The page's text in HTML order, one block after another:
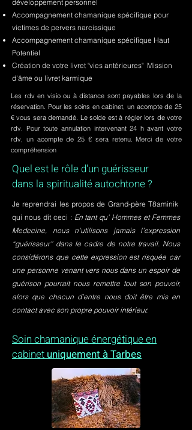
développement personnel
Accompagnement chamanique spécifique pour
victimes de pervers narcissique
Accompagnement chamanique spécifique Haut
Potentiel
Création de votre livret "vies antérieures" Mission
d'âme ou livret karmique
Les rdv en visio ou à distance sont payables lors de la
réservation. Pour les soins en cabinet, un acompte de 25
€ vous sera demandé. Le solde est à régler lors de votre
rdv. Pour toute annulation intervenant 24 h avant votre
rdv, un acompte de 25 € sera retenu. Merci de votre
compréhension
Quel est le rôle d'un guérisseur
dans la spiritualité autochtone ?
Je reprendrai les propos de Grand-père T8aminik
qui nous dit ceci : En tant qu' Hommes et Femmes
Medecine, nous n'utilisons jamais l’expression
“guérisseur” dans le cadre de notre travail. Nous
considérons que cette expression est risquée car
une personne venant vers nous dans un espoir de
guérison pourrait nous remettre tout son pouvoir,
alors que chacun d’entre nous doit être mis en
contact avec son propre pouvoir intérieur.
Soin chamanique énergétique en
cabinet uniquement à Tarbes